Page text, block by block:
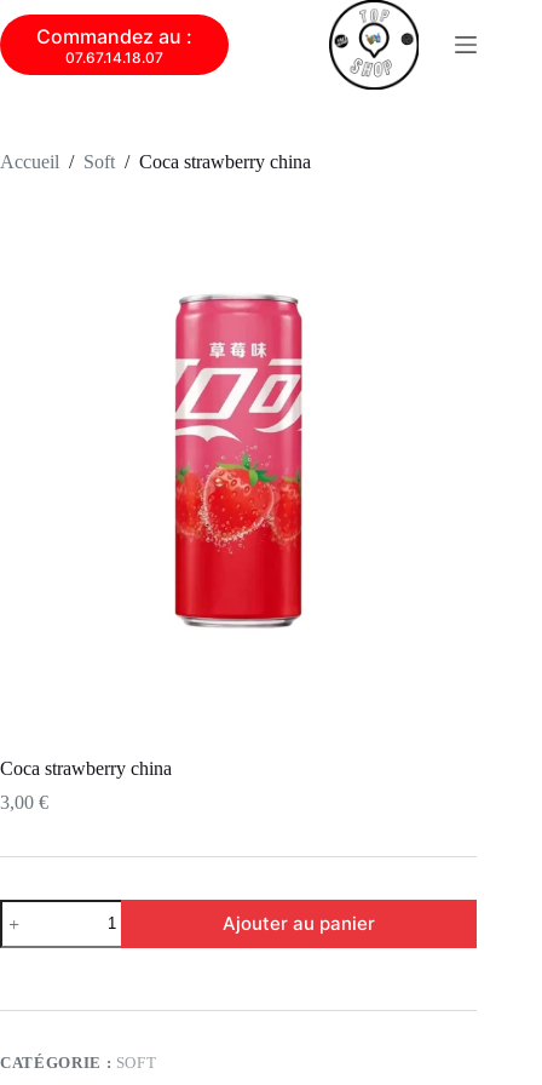
Commandez au :
07.67.14.18.07
Accueil / Soft / Coca strawberry china
Coca strawberry china
3,00 €
Ajouter au panier
CATÉGORIE : SOFT